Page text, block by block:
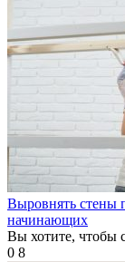
Выровнять стены
начинающих
Вы хотите, чтобы
0 8